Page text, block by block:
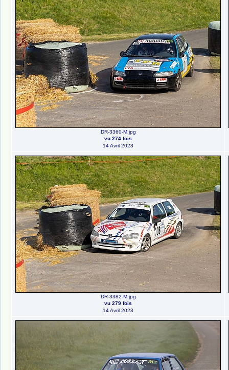
DR-3360-M.jpg
vu 274 fois
14 Avril 2023
DR-3382-M.jpg
vu 279 fois
14 Avril 2023